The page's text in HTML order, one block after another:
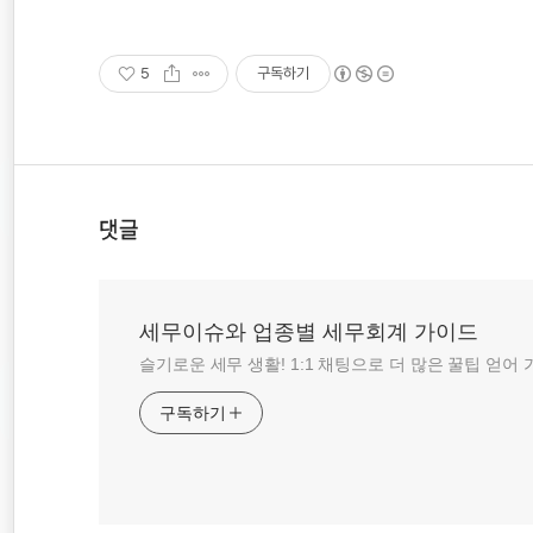
5 구독하기
댓글
세무이슈와 업종별 세무회계 가이드
슬기로운 세무 생활! 1:1 채팅으로 더 많은 꿀팁 얻어
구독하기